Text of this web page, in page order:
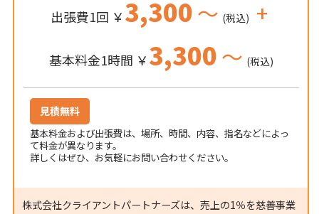
出張費1回 ￥3,300～ (税込) +
基本料金1時間 ￥3,300～ (税込)
見積無料
基本料金および出張費は、場所、時間、内容、指名などによっ
て料金が異なります。
詳しくはぜひ、お気軽にお問い合わせください。
株式会社クライアントパートナーズは、売上の1％を慈善事業